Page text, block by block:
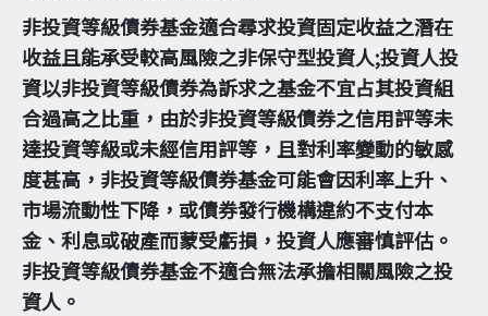
非投資等級債券基金適合尋求投資固定收益之潛在
收益且能承受較高風險之非保守型投資人;投資人投
資以非投資等級債券為訴求之基金不宜占其投資組
合過高之比重，由於非投資等級債券之信用評等未
達投資等級或未經信用評等，且對利率變動的敏感
度甚高，非投資等級債券基金可能會因利率上升、
市場流動性下降，或債券發行機構違約不支付本
金、利息或破產而蒙受虧損，投資人應審慎評估。
非投資等級債券基金不適合無法承擔相關風險之投
資人。